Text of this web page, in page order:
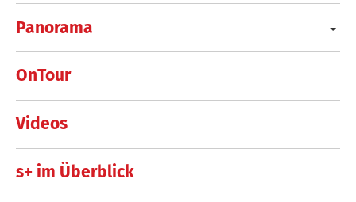
Panorama
OnTour
Videos
s+ im Überblick